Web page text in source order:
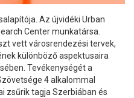
Az újvidéki Urban
Center munkatársa.
vett városrendezési tervek,
különböző aspektusaira
Tevékenységét a
4 alkalommal
zsűrik tagja Szerbiában és